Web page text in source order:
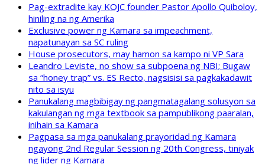
Pag-extradite kay KOJC founder Pastor Apollo Quiboloy,
hiniling na ng Amerika
Exclusive power ng Kamara sa impeachment,
napatunayan sa SC ruling
House prosecutors, may hamon sa kampo ni VP Sara
Leandro Leviste, no show sa subpoena ng NBI; Bugaw
sa “honey trap” vs. ES Recto, nagsisisi sa pagkakadawit
nito sa isyu
Panukalang magbibigay ng pangmatagalang solusyon sa
kakulangan ng mga textbook sa pampublikong paaralan,
inihain sa Kamara
Pagpasa sa mga panukalang prayoridad ng Kamara
ngayong 2nd Regular Session ng 20th Congress, tiniyak
ng lider ng Kamara